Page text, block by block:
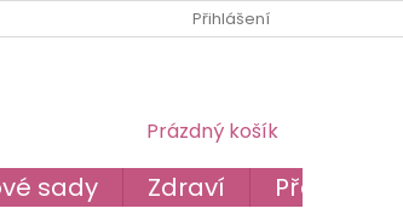
PODMÍNKY OCHRANY OSOBNÍCH ÚDAJŮ
Přihlášení
NÁKUPNÍ
Prázdný košík
sady Zdraví